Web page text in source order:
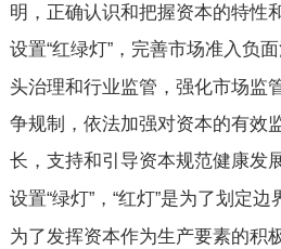
明，正确认识和把握资本的特性
设置“红绿灯”，完善市场准入负
头治理和行业监管，强化市场监
争规制，依法加强对资本的有效
长，支持和引导资本规范健康发
设置“绿灯”， “红灯”是为了划定边
为了发挥资本作为生产要素的积